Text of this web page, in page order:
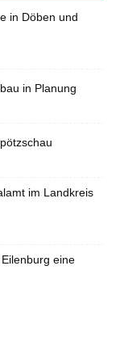
in Döben und
in Planung
im Landkreis
eine